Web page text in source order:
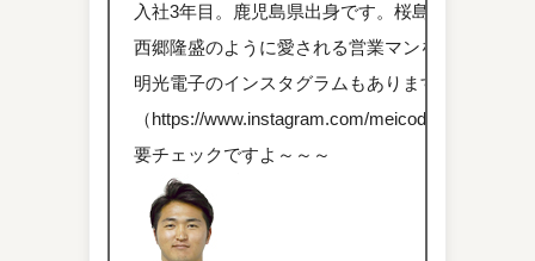
入社3年目。鹿児島県出身です。桜島のように熱
西郷隆盛のように愛される営業マンを目指してま
明光電子のインスタグラムもあります！
（https://www.instagram.com/meicodenshi.recruit
要チェックですよ～～～